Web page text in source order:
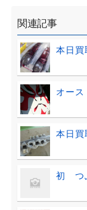
関連記事
本日買
オー
本日買
初 つ